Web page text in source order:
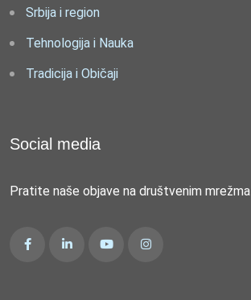
Srbija i region
Tehnologija i Nauka
Tradicija i Običaji
Social media
Pratite naše objave na društvenim mrežma